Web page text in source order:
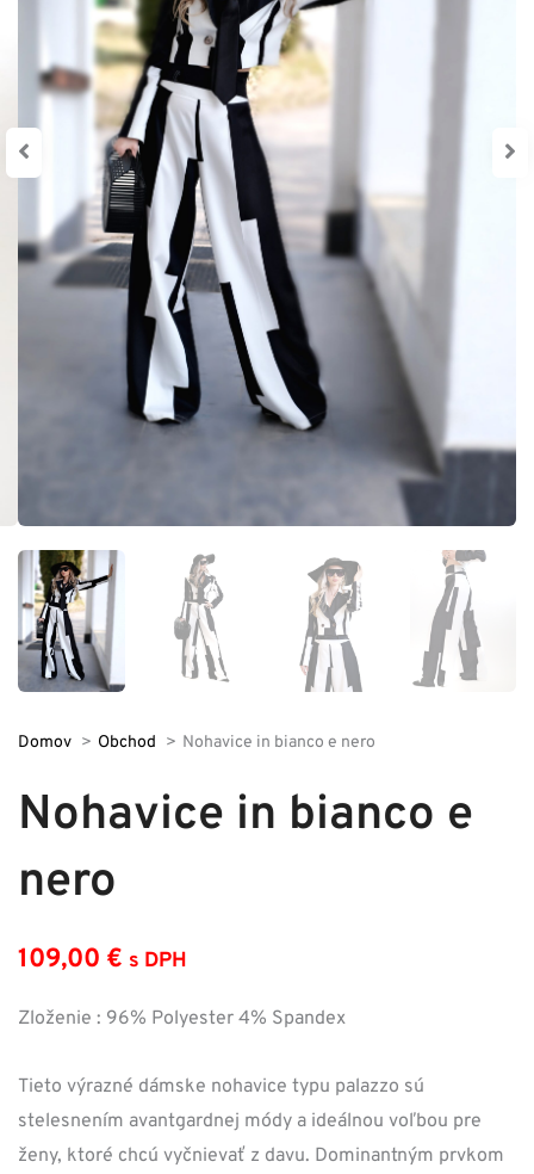
Domov Obchod Nohavice in bianco e nero
Nohavice in bianco e
nero
109,00 € s DPH
Zloženie : 96% Polyester 4% Spandex
Tieto výrazné dámske nohavice typu palazzo sú
stelesnením avantgardnej módy a ideálnou voľbou pre
ženy, ktoré chcú vyčnievať z davu. Dominantným prvkom